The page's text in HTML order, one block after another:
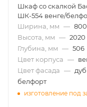
Шкаф со скалкой
ШК-554 венге/
Ширина, мм — 800
Высота, мм — 2020
Глубина, мм — 506
Цвет корпуса —
Цвет фасада — дуб
белфорт
изготовление под